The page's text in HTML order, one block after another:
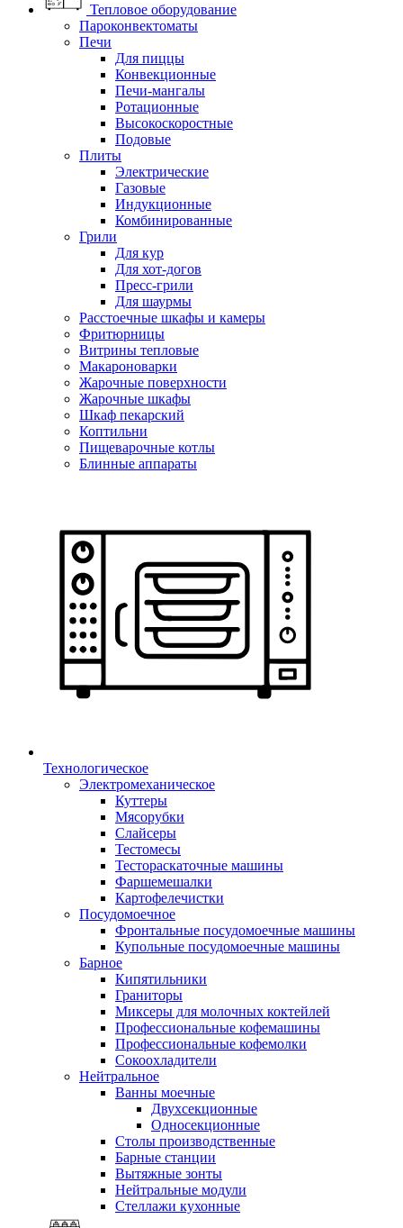
Тепловое оборудование
Пароконвектоматы
Печи
Для пиццы
Конвекционные
Печи-мангалы
Ротационные
Высокоскоростные
Подовые
Плиты
Электрические
Газовые
Индукционные
Комбинированные
Грили
Для кур
Для хот-догов
Пресс-грили
Для шаурмы
Расстоечные шкафы и камеры
Фритюрницы
Витрины тепловые
Макароноварки
Жарочные поверхности
Жарочные шкафы
Шкаф пекарский
Коптильни
Пищеварочные котлы
Блинные аппараты
Технологическое
Электромеханическое
Куттеры
Мясорубки
Слайсеры
Тестомесы
Тестораскаточные машины
Фаршемешалки
Картофелечистки
Посудомоечное
Фронтальные посудомоечные машины
Купольные посудомоечные машины
Барное
Кипятильники
Граниторы
Миксеры для молочных коктейлей
Профессиональные кофемашины
Профессиональные кофемолки
Сокоохладители
Нейтральное
Ванны моечные
Двухсекционные
Односекционные
Столы производственные
Барные станции
Вытяжные зонты
Нейтральные модули
Стеллажи кухонные